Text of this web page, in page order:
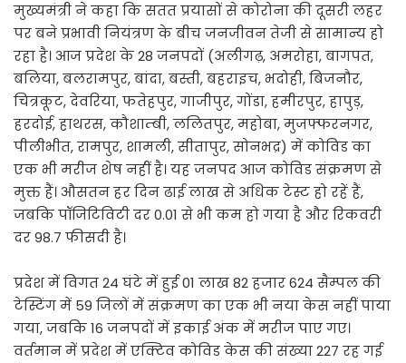
मुख्यमंत्री ने कहा कि सतत प्रयासों से कोरोना की दूसरी लहर
पर बने प्रभावी नियंत्रण के बीच जनजीवन तेजी से सामान्य हो
रहा है। आज प्रदेश के 28 जनपदों (अलीगढ़, अमरोहा, बागपत,
बलिया, बलरामपुर, बांदा, बस्ती, बहराइच, भदोही, बिजनौर,
चित्रकूट, देवरिया, फतेहपुर, गाजीपुर, गोंडा, हमीरपुर, हापुड़,
हरदोई, हाथरस, कौशाम्बी, ललितपुर, महोबा, मुजफ्फरनगर,
पीलीभीत, रामपुर, शामली, सीतापुर, सोनभद्र) में कोविड का
एक भी मरीज शेष नहीं है। यह जनपद आज कोविड संक्रमण से
मुक्त हैं। औसतन हर दिन ढाई लाख से अधिक टेस्ट हो रहें हैं,
जबकि पॉजिटिविटी दर 0.01 से भी कम हो गया है और रिकवरी
दर 98.7 फीसदी है।
प्रदेश में विगत 24 घंटे में हुई 01 लाख 82 हजार 624 सैम्पल की
टेस्टिंग में 59 जिलों में संक्रमण का एक भी नया केस नहीं पाया
गया, जबकि 16 जनपदों में इकाई अंक में मरीज पाए गए।
वर्तमान में प्रदेश में एक्टिव कोविड केस की संख्या 227 रह गई